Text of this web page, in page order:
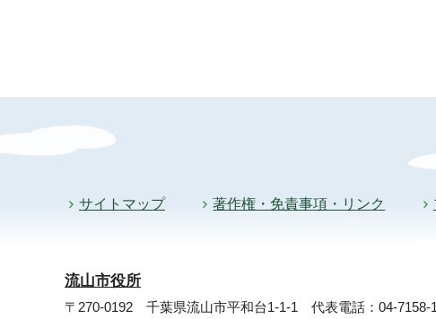
サイトマップ 著作権・免責事項・リンク
流山市役所
〒270-0192 千葉県流山市平和台1-1-1 代表電話：04-7158-